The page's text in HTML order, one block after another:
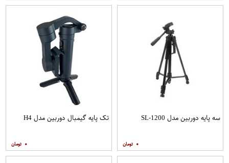
سه پایه دوربین مدل SL-1200
۰
تک پایه گیمبال دوربین مدل H4
۰